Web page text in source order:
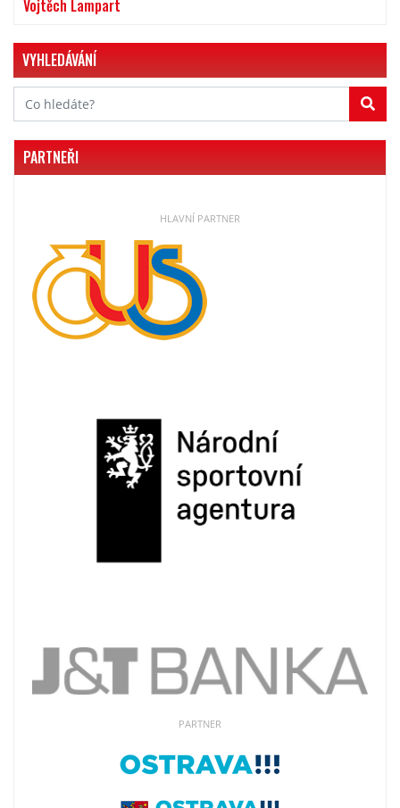
PARTNEŘI
HLAVNÍ PARTNER
PARTNER
Vojtěch Lampart
VYHLEDÁVÁNÍ